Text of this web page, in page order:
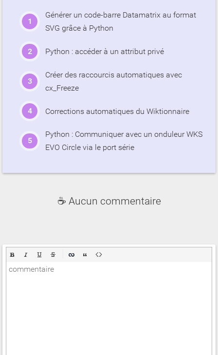
Générer un code-barre Datamatrix au format
SVG grâce à Python
Python : accéder à un attribut privé
Créer des raccourcis automatiques avec
cx_Freeze
Corrections automatiques du Wiktionnaire
Python : Communiquer avec un onduleur WKS
EVO Circle via le port série
☕ Aucun commentaire